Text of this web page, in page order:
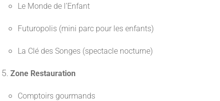
Le Monde de l’Enfant
Futuropolis (mini parc pour les enfants)
La Clé des Songes (spectacle nocturne)
Zone Restauration
Comptoirs gourmands